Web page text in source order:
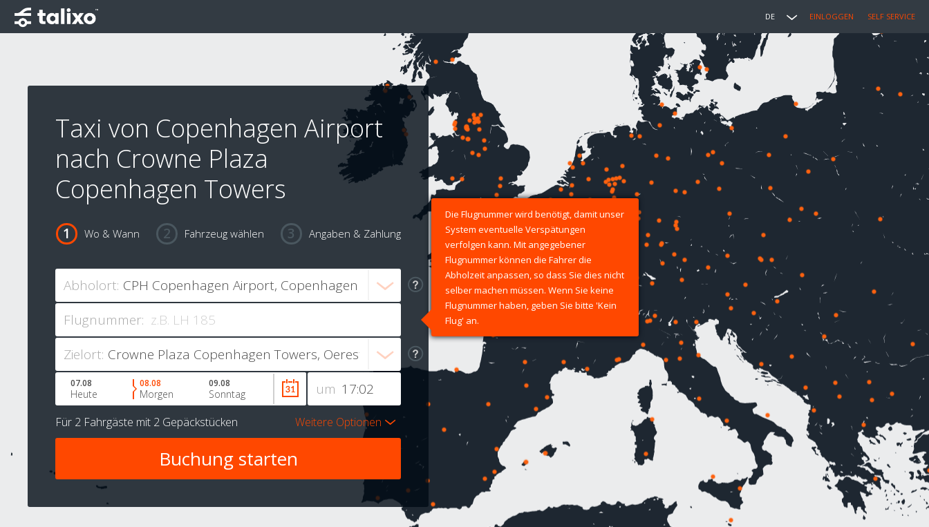
DE EINLOGGEN SELF SERVICE
Taxi von Copenhagen Airport
nach Crowne Plaza
Copenhagen Towers
Wo & Wann Fahrzeug wählen Angaben & Zahlung
Abholort:
Flugnummer:
Die Flugnummer wird benötigt, damit unser
System eventuelle Verspätungen
verfolgen kann. Mit angegebener
Flugnummer können die Fahrer die
Abholzeit anpassen, so dass Sie dies nicht
selber machen müssen. Wenn Sie keine
Flugnummer haben, geben Sie bitte 'Kein
Flug' an.
Zielort:
um
07.08
Heute
08.08
Morgen
09.08
Sonntag
Für 2 Fahrgäste mit 2 Gepäckstücken Weitere Optionen